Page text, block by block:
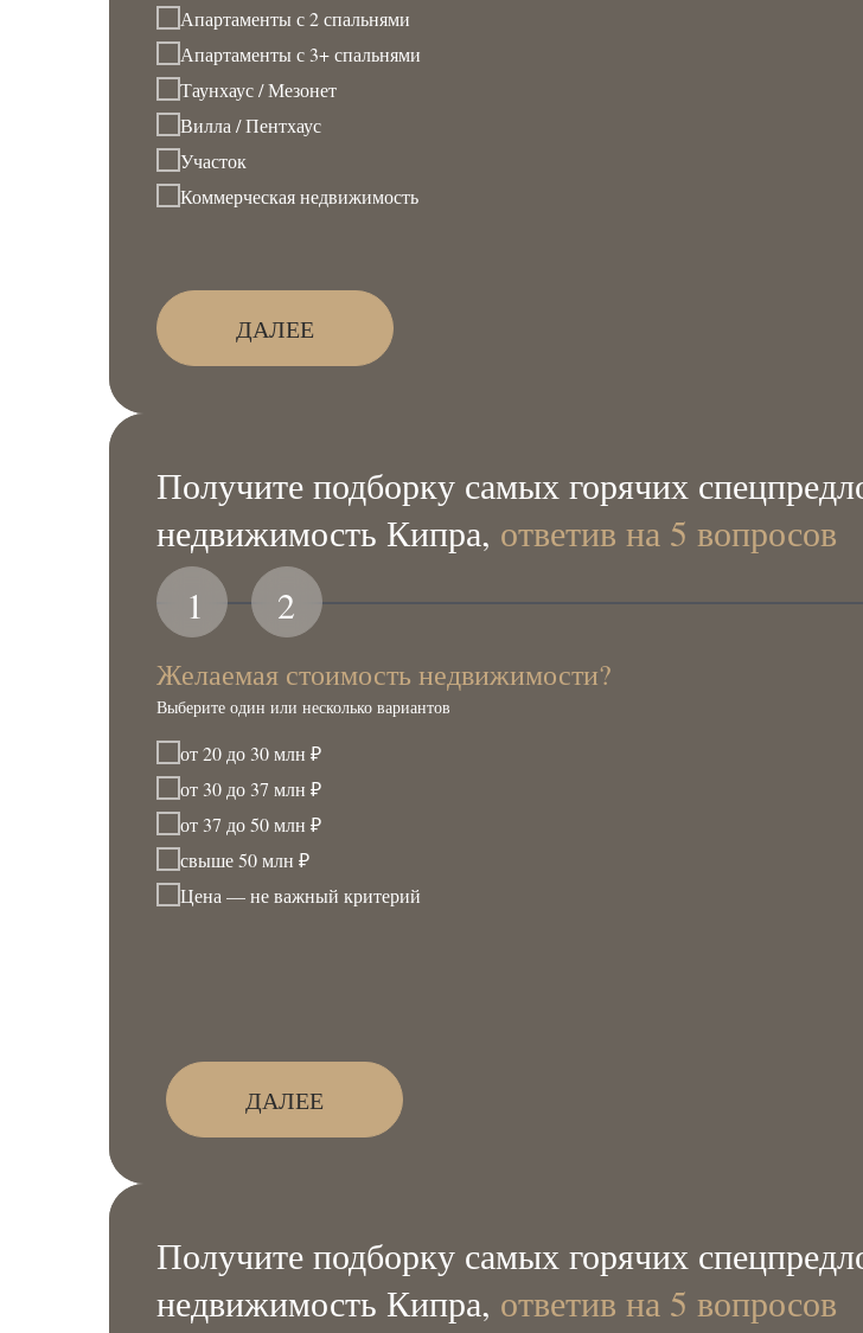
Апартаменты с 2 спальнями
Апартаменты с 3+ спальнями
Таунхаус / Мезонет
Вилла / Пентхаус
Участок
Коммерческая недвижимость
ДАЛЕЕ
ДАЛЕЕ
1 2
Получите подборку самых горячих
недвижимость Кипра, ответив на 5 вопросов
Желаемая стоимость недвижимости?
Выберите один или несколько вариантов
от 20 до 30 млн ₽
от 30 до 37 млн ₽
от 37 до 50 млн ₽
свыше 50 млн ₽
Цена — не важный критерий
Получите подборку самых горячих
недвижимость Кипра, ответив на 5 вопросов